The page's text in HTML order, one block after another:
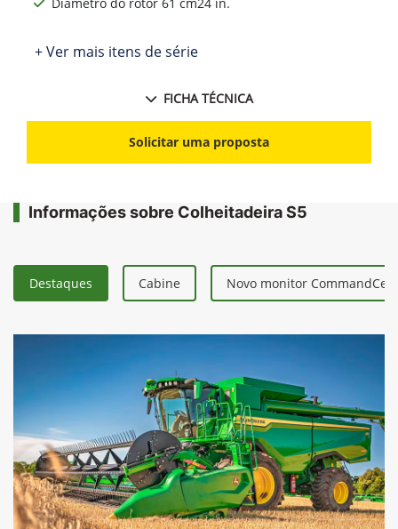
+ Ver mais itens de série
FICHA TÉCNICA
Solicitar uma proposta
Informações sobre Colheitadeira S5
Destaques Cabine Novo monitor